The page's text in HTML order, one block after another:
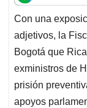
t
s
A
p
p
e
b
o
o
k
Con una
adjetivos, la
Bogotá que
exministros de
prisión
apoyos